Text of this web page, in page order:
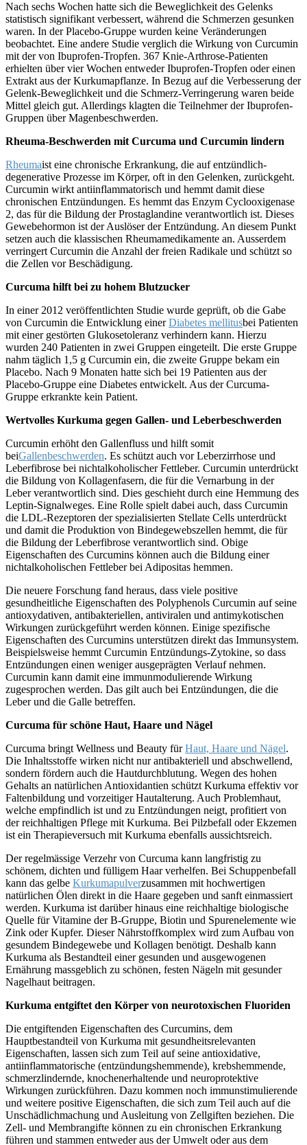
Nach sechs Wochen hatte sich die Beweglichkeit des Gelenks
statistisch signifikant verbessert, während die Schmerzen gesunken
waren. In der Placebo-Gruppe wurden keine Veränderungen
beobachtet. Eine andere Studie verglich die Wirkung von Curcumin
mit der von Ibuprofen-Tropfen. 367 Knie-Arthrose-Patienten
erhielten über vier Wochen entweder Ibuprofen-Tropfen oder einen
Extrakt aus der Kurkumapflanze. In Bezug auf die Verbesserung der
Gelenk-Beweglichkeit und die Schmerz-Verringerung waren beide
Mittel gleich gut. Allerdings klagten die Teilnehmer der Ibuprofen-
Gruppen über Magenbeschwerden.
Rheuma-Beschwerden mit Curcuma und Curcumin lindern
Rheumaist eine chronische Erkrankung, die auf entzündlich-
degenerative Prozesse im Körper, oft in den Gelenken, zurückgeht.
Curcumin wirkt antiinflammatorisch und hemmt damit diese
chronischen Entzündungen. Es hemmt das Enzym Cyclooxigenase
2, das für die Bildung der Prostaglandine verantwortlich ist. Dieses
Gewebehormon ist der Auslöser der Entzündung. An diesem Punkt
setzen auch die klassischen Rheumamedikamente an. Ausserdem
verringert Curcumin die Anzahl der freien Radikale und schützt so
die Zellen vor Beschädigung.
Curcuma hilft bei zu hohem Blutzucker
In einer 2012 veröffentlichten Studie wurde geprüft, ob die Gabe
von Curcumin die Entwicklung einerDiabetes mellitusbei Patienten
mit einer gestörten Glukosetoleranz verhindern kann. Hierzu
wurden 240 Patienten in zwei Gruppen eingeteilt. Die erste Gruppe
nahm täglich 1,5 g Curcumin ein, die zweite Gruppe bekam ein
Placebo. Nach 9 Monaten hatte sich bei 19 Patienten aus der
Placebo-Gruppe eine Diabetes entwickelt. Aus der Curcuma-
Gruppe erkrankte kein Patient.
Wertvolles Kurkuma gegen Gallen- und Leberbeschwerden
Curcumin erhöht den Gallenfluss und hilft somit
beiGallenbeschwerden. Es schützt auch vor Leberzirrhose und
Leberfibrose bei nichtalkoholischer Fettleber. Curcumin unterdrückt
die Bildung von Kollagenfasern, die für die Vernarbung in der
Leber verantwortlich sind. Dies geschieht durch eine Hemmung des
Leptin-Signalweges. Eine Rolle spielt dabei auch, dass Curcumin
die LDL-Rezeptoren der spezialisierten Stellate Cells unterdrückt
und damit die Produktion von Bindegewebszellen hemmt, die für
die Bildung der Leberfibrose verantwortlich sind. Obige
Eigenschaften des Curcumins können auch die Bildung einer
nichtalkoholischen Fettleber bei Adipositas hemmen.
Die neuere Forschung fand heraus, dass viele positive
gesundheitliche Eigenschaften des Polyphenols Curcumin auf seine
antioxydativen, antibakteriellen, antiviralen und antimykotischen
Wirkungen zurückgeführt werden können. Einige spezifische
Eigenschaften des Curcumins unterstützen direkt das Immunsystem.
Beispielsweise hemmt Curcumin Entzündungs-Zytokine, so dass
Entzündungen einen weniger ausgeprägten Verlauf nehmen.
Curcumin kann damit eine immunmodulierende Wirkung
zugesprochen werden. Das gilt auch bei Entzündungen, die die
Leber und die Galle betreffen.
Curcuma für schöne Haut, Haare und Nägel
Curcuma bringt Wellness und Beauty fürHaut, Haare und Nägel.
Die Inhaltsstoffe wirken nicht nur antibakteriell und abschwellend,
sondern fördern auch die Hautdurchblutung. Wegen des hohen
Gehalts an natürlichen Antioxidantien schützt Kurkuma effektiv vor
Faltenbildung und vorzeitiger Hautalterung. Auch Problemhaut,
welche empfindlich ist und zu Entzündungen neigt, profitiert von
der reichhaltigen Pflege mit Kurkuma. Bei Pilzbefall oder Ekzemen
ist ein Therapieversuch mit Kurkuma ebenfalls aussichtsreich.
Der regelmässige Verzehr von Curcuma kann langfristig zu
schönem, dichten und fülligem Haar verhelfen. Bei Schuppenbefall
kann das gelbe Kurkumapulverzusammen mit hochwertigen
natürlichen Ölen direkt in die Haare gegeben und sanft einmassiert
werden. Kurkuma ist darüber hinaus eine reichhaltige biologische
Quelle für Vitamine der B-Gruppe, Biotin und Spurenelemente wie
Zink oder Kupfer. Dieser Nährstoffkomplex wird zum Aufbau von
gesundem Bindegewebe und Kollagen benötigt. Deshalb kann
Kurkuma als Bestandteil einer gesunden und ausgewogenen
Ernährung massgeblich zu schönen, festen Nägeln mit gesunder
Nagelhaut beitragen.
Kurkuma entgiftet den Körper von neurotoxischen Fluoriden
Die entgiftenden Eigenschaften des Curcumins, dem
Hauptbestandteil von Kurkuma mit gesundheitsrelevanten
Eigenschaften, lassen sich zum Teil auf seine antioxidative,
antiinflammatorische (entzündungshemmende), krebshemmende,
schmerzlindernde, knochenerhaltende und neuroprotektive
Wirkungen zurückführen. Dazu kommen noch immunstimulierende
und weitere positive Eigenschaften, die sich zum Teil auch auf die
Unschädlichmachung und Ausleitung von Zellgiften beziehen. Die
Zell- und Membrangifte können zu ein chronischen Erkrankung
führen und stammen entweder aus der Umwelt oder aus dem